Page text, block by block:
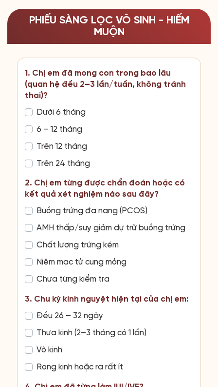
PHIẾU SÀNG LỌC VÔ SINH - HIẾM
MUỘN
1. Chị em đã mong con trong bao lâu
(quan hệ đều 2–3 lần/tuần, không tránh
thai)?
Dưới 6 tháng
6 – 12 tháng
Trên 12 tháng
Trên 24 tháng
2. Chị em từng được chẩn đoán hoặc có
kết quả xét nghiệm nào sau đây?
Buồng trứng đa nang (PCOS)
AMH thấp/suy giảm dự trữ buồng trứng
Chất lượng trứng kém
Niêm mạc tử cung mỏng
Chưa từng kiểm tra
3. Chu kỳ kinh nguyệt hiện tại của chị em:
Đều 26 – 32 ngày
Thưa kinh (2–3 tháng có 1 lần)
Vô kinh
Rong kinh hoặc ra rất ít